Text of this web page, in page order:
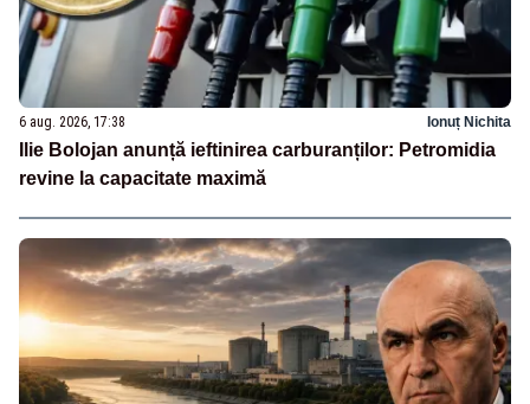
6 aug. 2026, 17:38 Ionuț Nichita
Ilie Bolojan anunță ieftinirea carburanților: Petromidia
revine la capacitate maximă